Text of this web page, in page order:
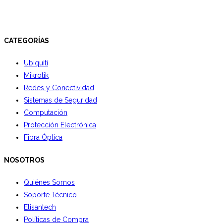
CATEGORÍAS
Ubiquiti
Mikrotik
Redes y Conectividad
Sistemas de Seguridad
Computación
Protección Electrónica
Fibra Óptica
NOSOTROS
Quiénes Somos
Soporte Técnico
Elisantech
Políticas de Compra